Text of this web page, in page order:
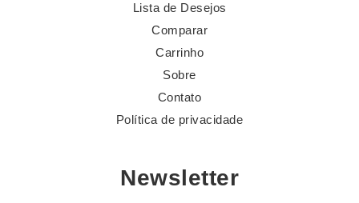
Lista de Desejos
Comparar
Carrinho
Sobre
Contato
Política de privacidade
Newsletter